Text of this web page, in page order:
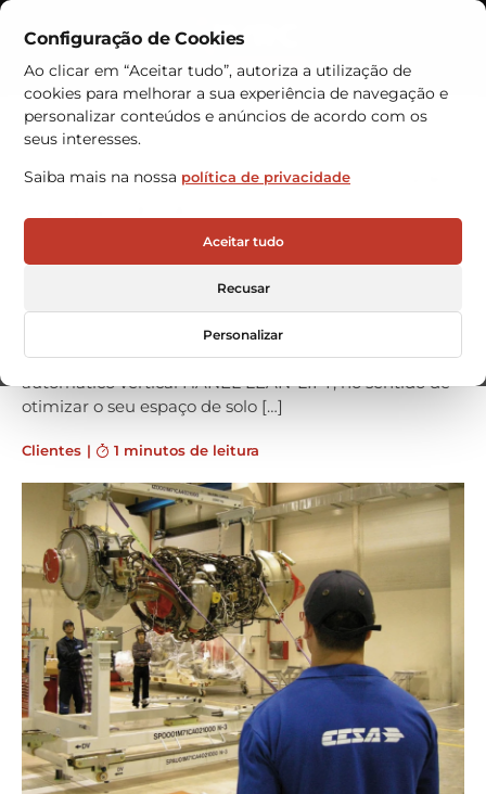
Configuração de Cookies
Ao clicar em “Aceitar tudo”, autoriza a utilização de
cookies para melhorar a sua experiência de navegação e
personalizar conteúdos e anúncios de acordo com os
seus interesses.
Saiba mais na nossa política de privacidade
Aceitar tudo
Recusar
Personalizar
Contactos
Novo armazém automático VRC
para a CESA
NOVO ARMAZÉM AUTOMÁTICO VRC PARA EMPRESA
CESA DO GRUPO AIRBUS DEFENCE AND SPACE A
CESA – COMPAÑIA ESPAÑOLA DE SISTEMAS
AERONAUTICOS S.A, empresa europeia líder no sector
de equipamentos de mecânica de fluidos para a
aeronáutica, confirmou a compra de um armazém
automático vertical HÄNEL LEAN-LIFT, no sentido de
otimizar o seu espaço de solo […]
Clientes | 1 minutos de leitura